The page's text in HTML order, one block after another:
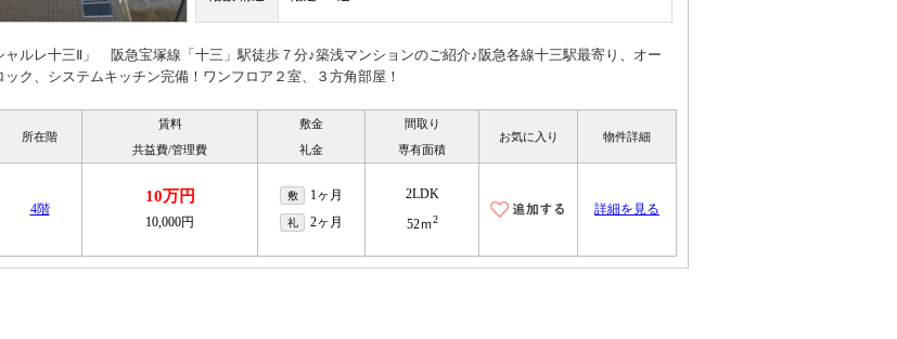
ャルレ十三Ⅱ」 阪急宝塚線「十三」駅徒歩７分♪築浅マンションのご紹介♪阪急各線十三駅最寄り、オー
ック、システムキッチン完備！ワンフロア２室、３方角部屋！
所在階
賃料
共益費/管理費
敷金
礼金
間取り
専有面積
お気に入り 物件詳細
4階
10万円
10,000円
敷 1ヶ月
礼 2ヶ月
2LDK
52ｍ2
詳細を見る